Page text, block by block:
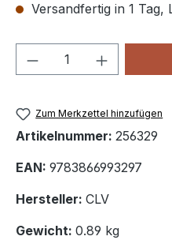
Versandfertig in 1 Tag,
Produkt Anzahl:
Zum Merkzettel hinzufügen
Artikelnummer: 256329
EAN: 9783866993297
Hersteller: CLV
Gewicht: 0.89 kg